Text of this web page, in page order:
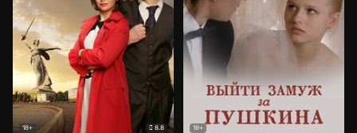
18+ 8.8 18+